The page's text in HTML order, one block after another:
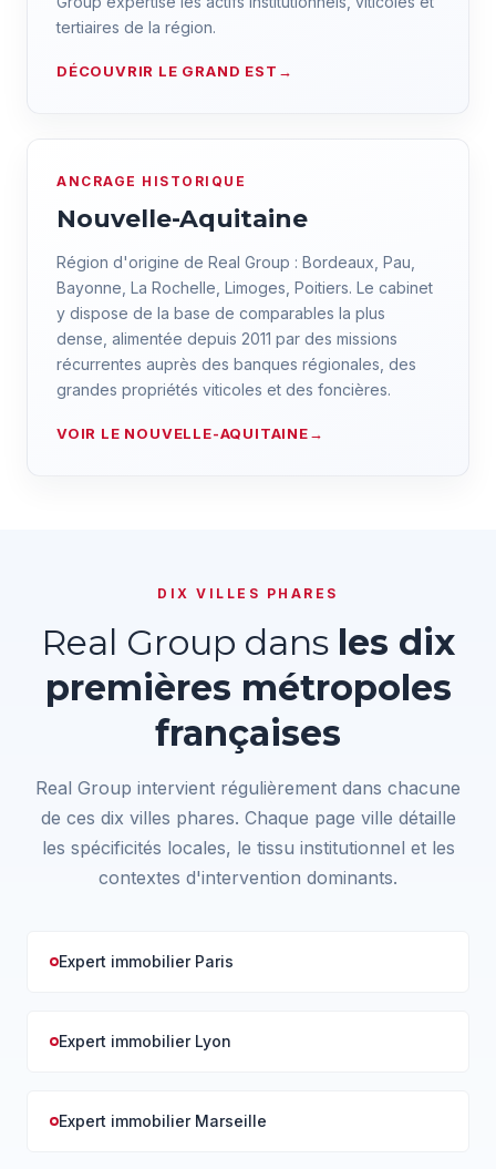
tertiaires de la région.
DÉCOUVRIR LE GRAND EST
ANCRAGE HISTORIQUE
Nouvelle-Aquitaine
Région d'origine de Real Group : Bordeaux, Pau,
Bayonne, La Rochelle, Limoges, Poitiers. Le cabinet
y dispose de la base de comparables la plus
dense, alimentée depuis 2011 par des missions
récurrentes auprès des banques régionales, des
grandes propriétés viticoles et des foncières.
VOIR LE NOUVELLE-AQUITAINE
DIX VILLES PHARES
Real Group dans les dix
premières métropoles
françaises
Real Group intervient régulièrement dans chacune
de ces dix villes phares. Chaque page ville détaille
les spécificités locales, le tissu institutionnel et les
contextes d'intervention dominants.
Expert immobilier Paris
Expert immobilier Lyon
Expert immobilier Marseille